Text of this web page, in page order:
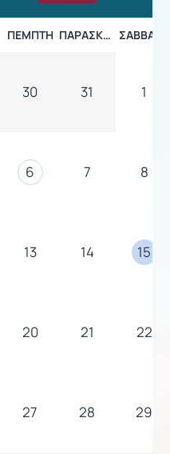
ΠΈΜΠΤΗ ΠΑΡΑΣΚΕΥΉ ΣΆΒΒΑΤΟ
30 31 1
6 7 8
13 14 15
20 21 22
27 28 29